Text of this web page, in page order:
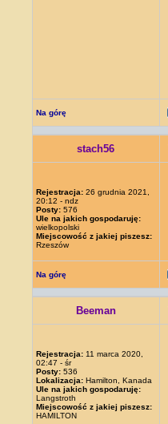
Na górę
stach56
Rejestracja: 26 grudnia 2021,
20:12 - ndz
Posty: 576
Ule na jakich gospodaruję:
wielkopolski
Miejscowość z jakiej piszesz:
Rzeszów
Na górę
Beeman
Rejestracja: 11 marca 2020,
02:47 - śr
Posty: 536
Lokalizacja: Hamilton, Kanada
Ule na jakich gospodaruję:
Langstroth
Miejscowość z jakiej piszesz:
HAMILTON